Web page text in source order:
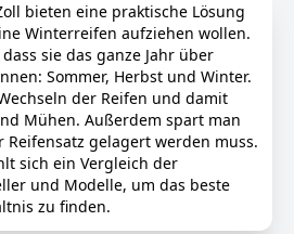
Typ - R; Verstärkt/reinforced/XL -
M+S - Ja
in nur einem
nicht sicher, ob das Autoteil
einfach die
(FIN) und die KBA-
Unsere Fachleute prüfen
geben Ihnen innerhalb eines
Bitte überprüfen Sie anhand
bieten eine praktische Lösung
Winterreifen aufziehen wollen.
sie das ganze Jahr über
Sommer, Herbst und Winter.
der Reifen und damit
Mühen. Außerdem spart man
Reifensatz gelagert werden muss.
sich ein Vergleich der
und Modelle, um das beste
zu finden.